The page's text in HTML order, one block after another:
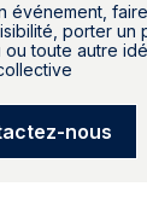
événement,
porter un
toute autre
nous